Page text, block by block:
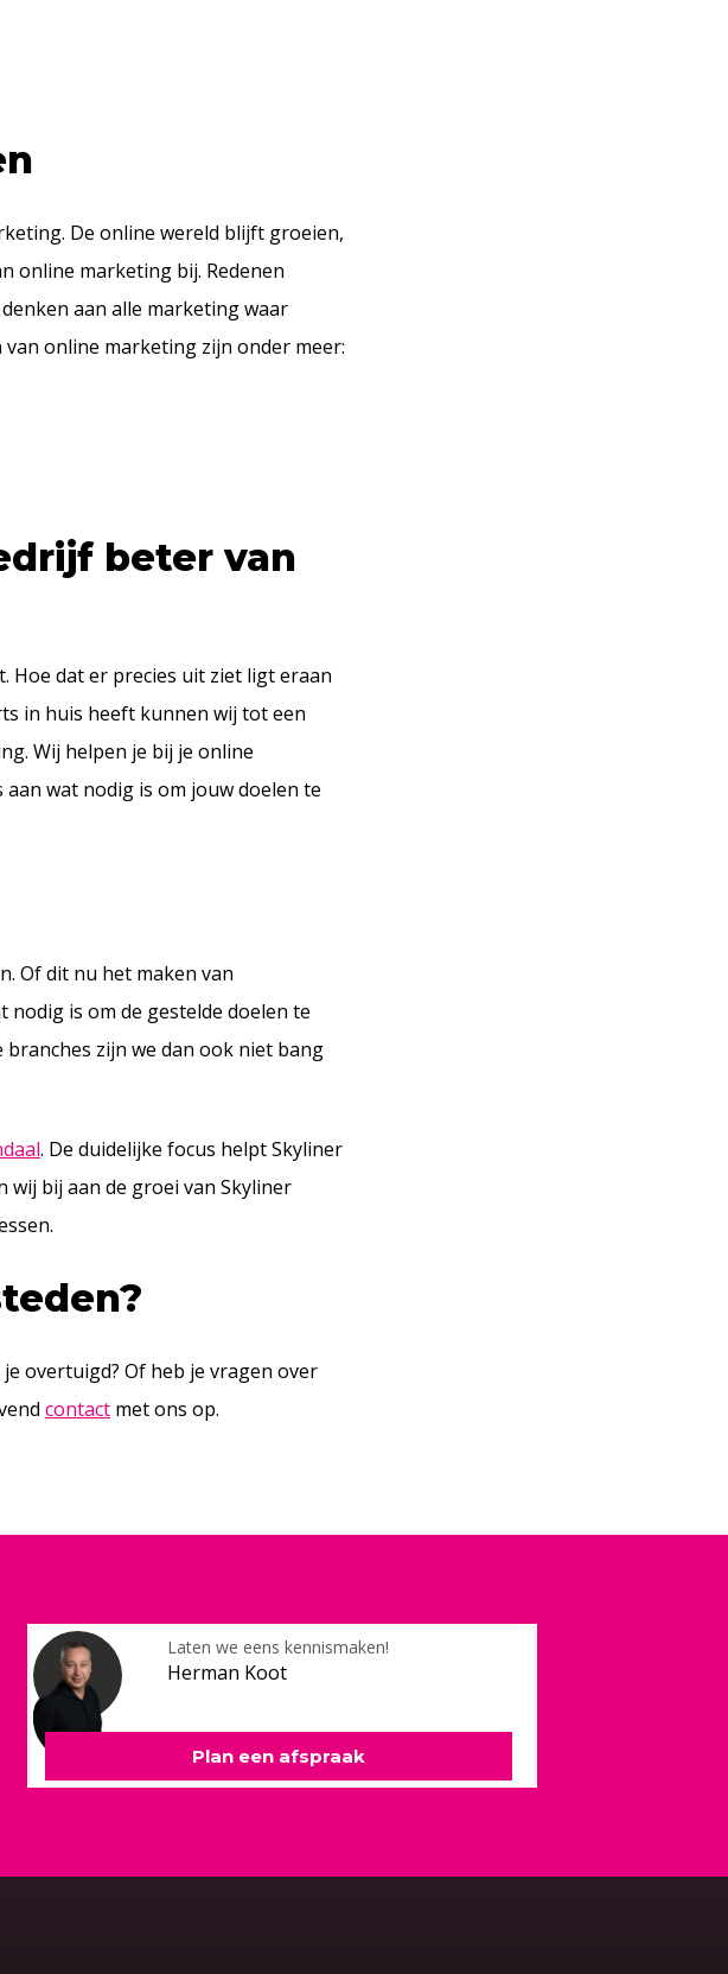
De online wereld blijft groeien,
online marketing bij. Redenen
aan alle marketing waar
online marketing zijn onder meer:
beter van
dat er precies uit ziet ligt eraan
in huis heeft kunnen wij tot een
Wij helpen je bij je online
aan wat nodig is om jouw doelen te
Of dit nu het maken van
nodig is om de gestelde doelen te
zijn we dan ook niet bang
. De duidelijke focus helpt Skyliner
wij bij aan de groei van Skyliner
overtuigd? Of heb je vragen over
contact met ons op.
Herman Koot
Laten we eens kennismaken!
Plan een afspraak